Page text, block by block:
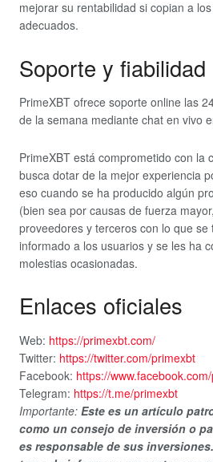
mejorar su rentabilidad si copian a
adecuados.
Soporte y fiabilidad
PrimeXBT ofrece soporte online las
de la semana mediante chat en vivo
PrimeXBT está comprometido con la
busca dotar de la mejor experiencia
eso cuando se ha producido algún
(bien sea por causas de fuerza
proveedores y terceros con lo que
informado a los usuarios y se les ha
molestias ocasionadas.
Enlaces oficiales
Web: https://primexbt.com/
Twitter: https://twitter.com/primexbt
Facebook: https://
Telegram: https://t.me/primexbt
Importante: Este es un artículo
como un consejo de inversión o
es responsable de sus